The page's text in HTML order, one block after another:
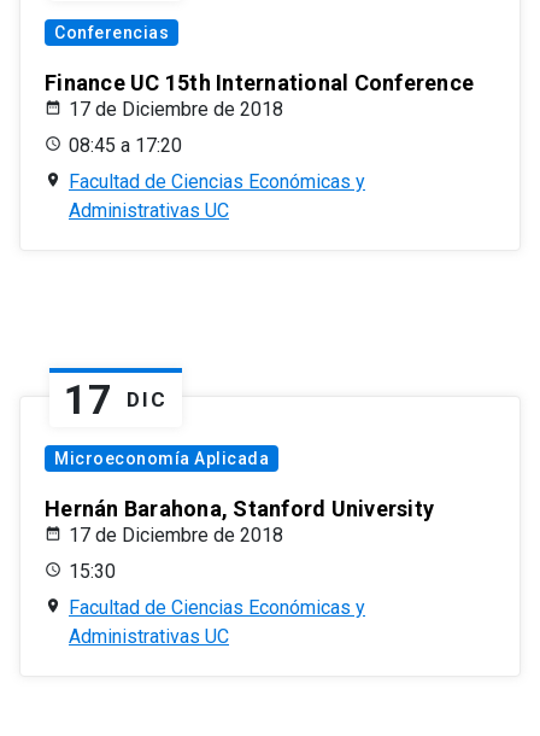
Conferencias
Finance UC 15th International Conference
17 de Diciembre de 2018
08:45 a 17:20
Facultad de Ciencias Económicas y
Administrativas UC
17 DIC
Microeconomía Aplicada
Hernán Barahona, Stanford University
17 de Diciembre de 2018
15:30
Facultad de Ciencias Económicas y
Administrativas UC